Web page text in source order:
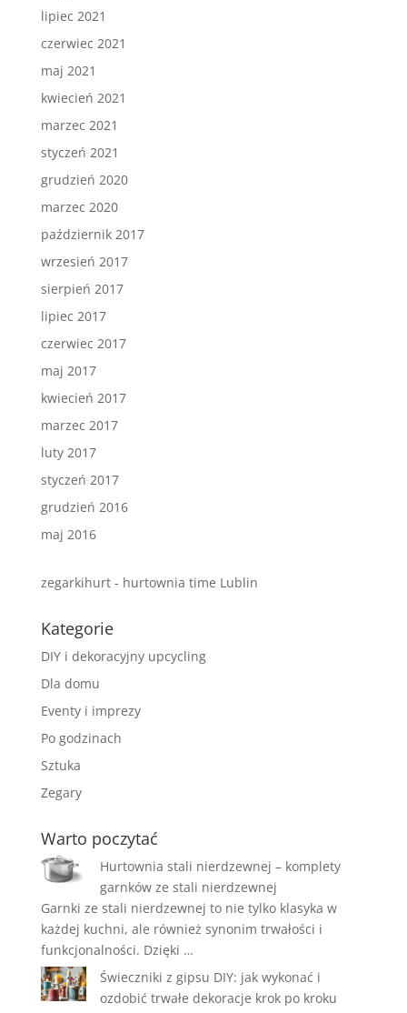
lipiec 2021
czerwiec 2021
maj 2021
kwiecień 2021
marzec 2021
styczeń 2021
grudzień 2020
marzec 2020
październik 2017
wrzesień 2017
sierpień 2017
lipiec 2017
czerwiec 2017
maj 2017
kwiecień 2017
marzec 2017
luty 2017
styczeń 2017
grudzień 2016
maj 2016
zegarkihurt - hurtownia time Lublin
Kategorie
DIY i dekoracyjny upcycling
Dla domu
Eventy i imprezy
Po godzinach
Sztuka
Zegary
Warto poczytać
Hurtownia stali nierdzewnej – komplety
garnków ze stali nierdzewnej
Garnki ze stali nierdzewnej to nie tylko klasyka w
każdej kuchni, ale również synonim trwałości i
funkcjonalności. Dzięki …
Świeczniki z gipsu DIY: jak wykonać i
ozdobić trwałe dekoracje krok po kroku